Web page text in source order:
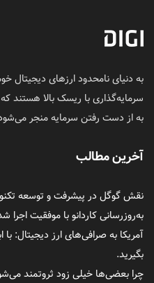
به دنیای نامحدود ارزهای دیجیتال
سرمایه‌گذاری با ریسک بالا هستند
به از دست رفتن سرمایه منجر
آخرین مطالب
نقش گوگل در پیشرفت و توسعه
به‌روزرسانی کاردانو با موفقیت اجرا
آمریکا به صرافی‌های ارز دیجیتال:
بگیرید.
چرا بعضی‌ها خیلی زود ثروتمند